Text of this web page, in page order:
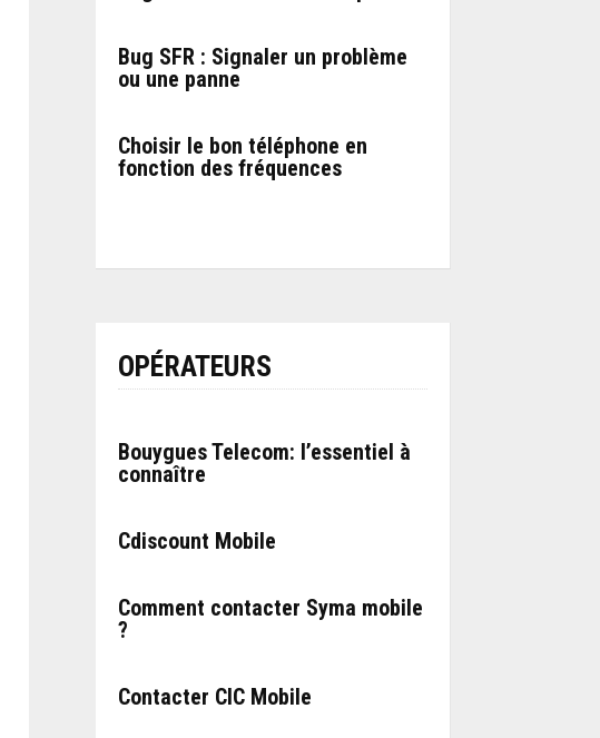
Bug SFR : Signaler un problème
ou une panne
Choisir le bon téléphone en
fonction des fréquences
OPÉRATEURS
Bouygues Telecom: l’essentiel à
connaître
Cdiscount Mobile
Comment contacter Syma mobile
?
Contacter CIC Mobile